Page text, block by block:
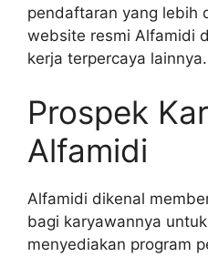
pendaftaran yang lebih
website resmi Alfamidi
kerja terpercaya lainnya.
Prospek
Alfamidi
Alfamidi dikenal
bagi karyawannya
menyediakan program